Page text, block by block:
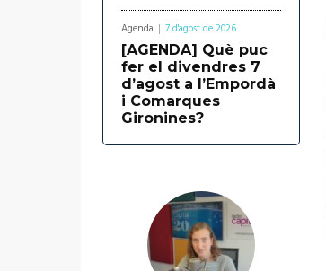
Agenda 7 d'agost de 2026
[AGENDA] Què puc
fer el divendres 7
d’agost a l’Empordà
i Comarques
Gironines?